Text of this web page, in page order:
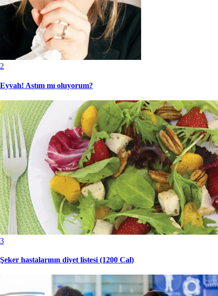
2
Eyvah! Astım mı oluyorum?
3
Şeker hastalarının diyet listesi (1200 Cal)